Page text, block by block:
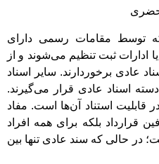
توسط مقامات رسمی دارای
ادارات ثبت تنظیم می‌شوند و از
عادی برخوردارند. سایر اسناد
اسناد عادی قرار می‌گیرند.
قابلیت استناد آن‌ها است. مفاد
قرارداد بلکه برای همه افراد
در حالی که سند عادی تنها بین